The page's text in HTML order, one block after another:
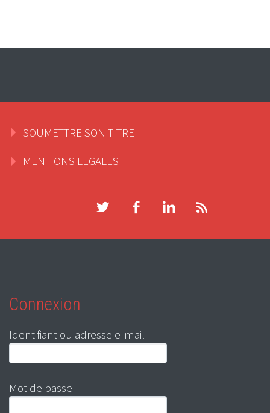
SOUMETTRE SON TITRE
MENTIONS LEGALES
Connexion
Identifiant ou adresse e-mail
Mot de passe